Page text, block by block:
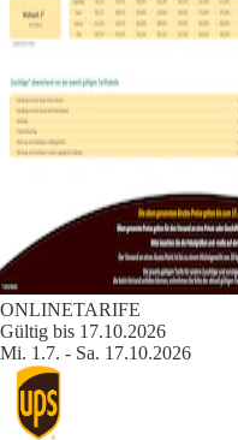
ONLINETARIFE
Gültig bis 17.10.2026
Mi. 1.7. - Sa. 17.10.2026